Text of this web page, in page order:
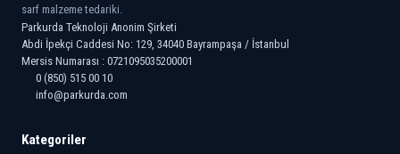
sarf malzeme tedariki.
Parkurda Teknoloji Anonim Şirketi
Abdi İpekçi Caddesi No: 129, 34040 Bayrampaşa / İstanbul
Mersis Numarası : 0721095035200001
0 (850) 515 00 10
info@parkurda.com
Kategoriler